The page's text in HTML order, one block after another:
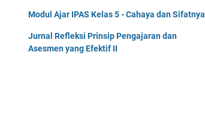
Modul Ajar IPAS Kelas 5 - Cahaya dan Sifatnya
Jurnal Refleksi Prinsip Pengajaran dan
Asesmen yang Efektif II